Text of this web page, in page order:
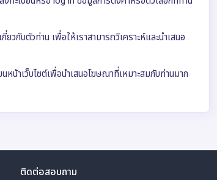
วกับตัวท่าน เพื่อให้เราสามารถวิเคราะห์และนำเสนอ
หน้าเว็บไซต์เพื่อนำเสนอโฆษณาที่เหมาะสมกับท่านมาก
ติดต่อสอบถาม